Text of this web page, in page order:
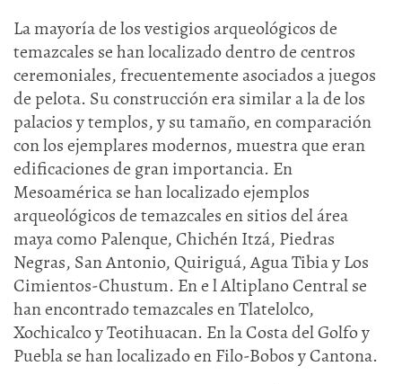
La mayoría de los vestigios arqueológicos de
temazcales se han localizado dentro de centros
ceremoniales, frecuentemente asociados a juegos
de pelota. Su construcción era similar a la de los
palacios y templos, y su tamaño, en comparación
con los ejemplares modernos, muestra que eran
edificaciones de gran importancia. En
Mesoamérica se han localizado ejemplos
arqueológicos de temazcales en sitios del área
maya como Palenque, Chichén Itzá, Piedras
Negras, San Antonio, Quiriguá, Agua Tibia y Los
Cimientos-Chustum. En e l Altiplano Central se
han encontrado temazcales en Tlatelolco,
Xochicalco y Teotihuacan. En la Costa del Golfo y
Puebla se han localizado en Filo-Bobos y Cantona.